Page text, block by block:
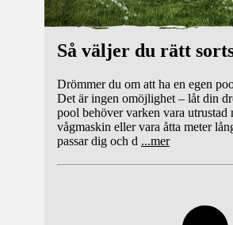
Så väljer du rätt
Drömmer du om att ha en egen
Det är ingen omöjlighet – låt din
pool behöver varken vara utrustad
vågmaskin eller vara åtta meter
passar dig och d ...mer